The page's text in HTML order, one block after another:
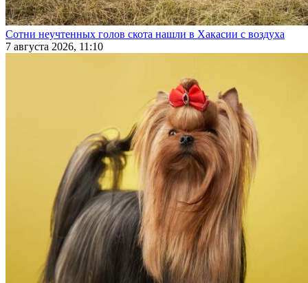
Сотни неучтенных голов скота нашли в Хакасии с воздуха
7 августа 2026, 11:10